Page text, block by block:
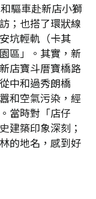
驅車赴新店小獅
；也搭了環狀線
坑輕軌（卡其
區」。其實，新
店寶斗厝寶橋路
中和過秀朗橋
和空氣污染，經
當時對「店仔
建築印象深刻；
的地名，感到好